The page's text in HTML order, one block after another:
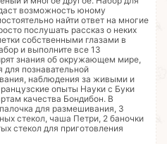
возможность юному
найти ответ на многие
послушать рассказ о неких
собственными глазами в
и выполните все 13
знания об окружающем мире,
для познавательной
наблюдения за живыми и
опыты Науки с Буки
качества Бондибон. В
для размешивания, 3
стекол, чаша Петри, 2 баночки
стекол для приготовления